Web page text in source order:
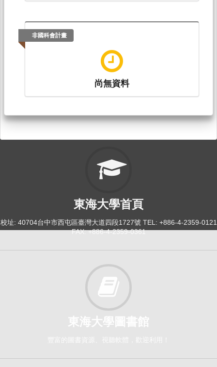
非國科會計畫
尚無資料
東海大學首頁
校址: 40704台中市西屯區臺灣大道四段1727號 TEL: +886-4-2359-0121
FAX: +886-4-2359-0361
東海大學圖書館
豐富的圖書資源、視聽軟體，歡迎利用！